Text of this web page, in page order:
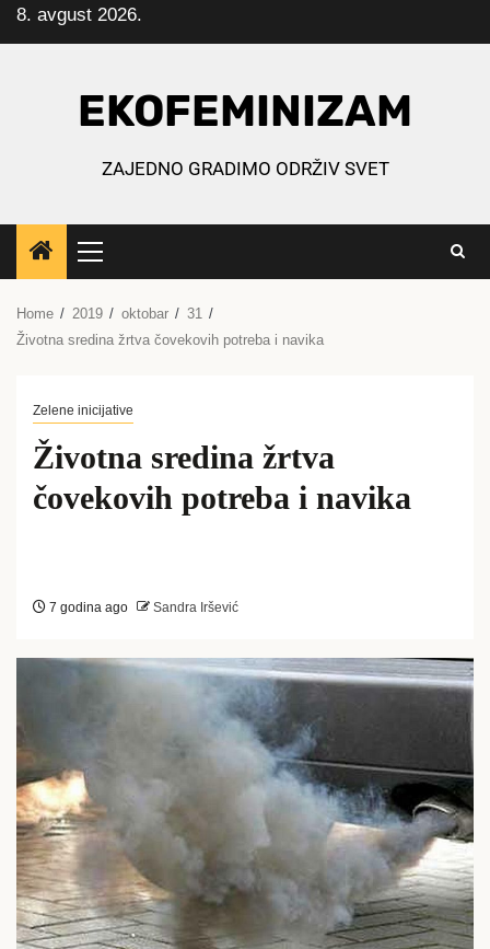
Skip
to
8. avgust 2026.
EKOFEMINIZAM
ZAJEDNO GRADIMO ODRŽIV SVET
Primary
Menu
Home 2019 oktobar
31
Životna sredina žrtva čovekovih potreba i navika
Zelene inicijative
Životna sredina žrtva
čovekovih potreba i navika
7 godina ago Sandra Iršević